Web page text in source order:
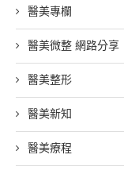
醫美專欄
醫美微整 網路分享
醫美整形
醫美新知
醫美療程